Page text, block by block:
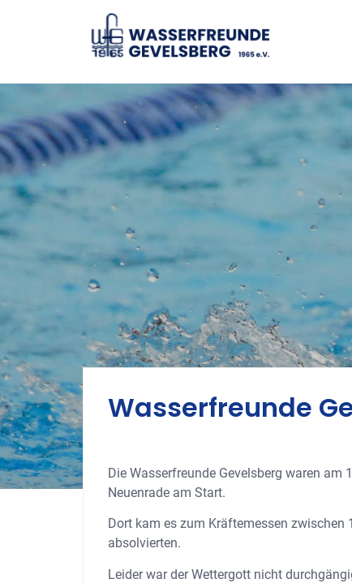
Wasserfreunde
Die Wasserfreunde Gevelsberg waren
Neuenrade am Start.
Dort kam es zum Kräftemessen zwischen
absolvierten.
Leider war der Wettergott nicht